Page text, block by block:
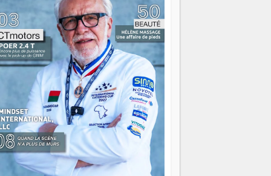
on pourrait s'arrêter là, applaudir et
chez soi satisfait. Mais ce serait
à côté d'une chose essentielle. La
ça brûle fort — et parfois, ça brûle
Une flamme sans direction peut
autant qu'elle peut consumer. C'est
que les aînés entrent en scène — pas
reprendre le gouvernail, mais pour
où sont les récifs. Les jeunes ont la
les vieux ont l'expérience, comme on
Ce n'est pas un combat de générations
c'est une question d'équipage. Partagez
réussites, mais aussi vos échecs. Surtout
échecs, d'ailleurs — ils enseignent
que n'importe quel manuel. À
la barque avance. Il faut juste